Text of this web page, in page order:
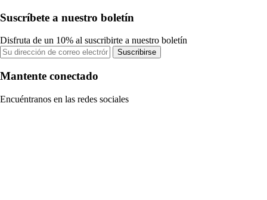
Suscríbete a nuestro boletín
Disfruta de un 10% al suscribirte a nuestro boletín
Suscribirse
Mantente conectado
Encuéntranos en las redes sociales